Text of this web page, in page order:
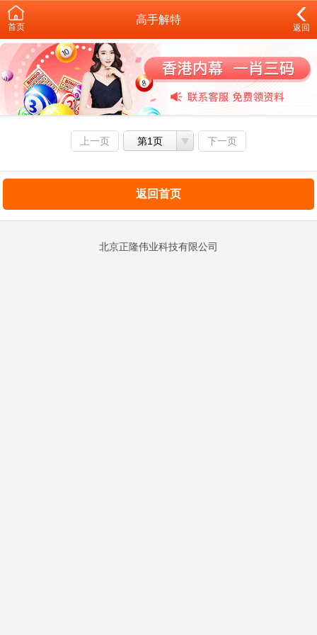
首页
高手解特
返回
上一页 第1页 下一页
返回首页
北京正隆伟业科技有限公司